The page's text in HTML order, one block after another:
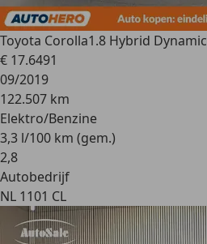
Toyota Corolla1.8 Hybrid Dynamic
€ 17.6491
09/2019
122.507 km
Elektro/Benzine
3,3 l/100 km (gem.)
2,8
Autobedrijf
NL 1101 CL